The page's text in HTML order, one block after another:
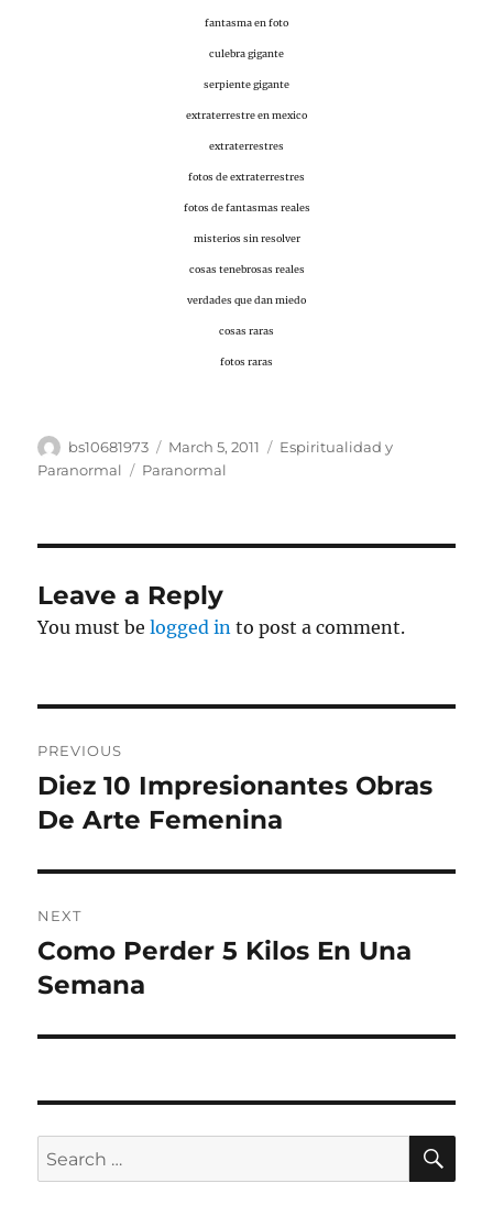
fantasma en foto
culebra gigante
serpiente gigante
extraterrestre en mexico
extraterrestres
fotos de extraterrestres
fotos de fantasmas reales
misterios sin resolver
cosas tenebrosas reales
verdades que dan miedo
cosas raras
fotos raras
Author
bs10681973
Posted
on
March 5, 2011 Categories
Espiritualidad y
Paranormal
Tags
Paranormal
Leave a Reply
You must belogged in to post a comment.
navigation
PREVIOUS
Previous
post:
Diez 10 Impresionantes Obras
De Arte Femenina
NEXT
Next
post:
Como Perder 5 Kilos En Una
Semana
Search
for: